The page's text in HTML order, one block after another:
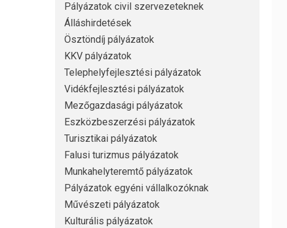
Pályázatok civil szervezeteknek
Álláshirdetések
Ösztöndíj pályázatok
KKV pályázatok
Telephelyfejlesztési pályázatok
Vidékfejlesztési pályázatok
Mezőgazdasági pályázatok
Eszközbeszerzési pályázatok
Turisztikai pályázatok
Falusi turizmus pályázatok
Munkahelyteremtő pályázatok
Pályázatok egyéni vállalkozóknak
Művészeti pályázatok
Kulturális pályázatok